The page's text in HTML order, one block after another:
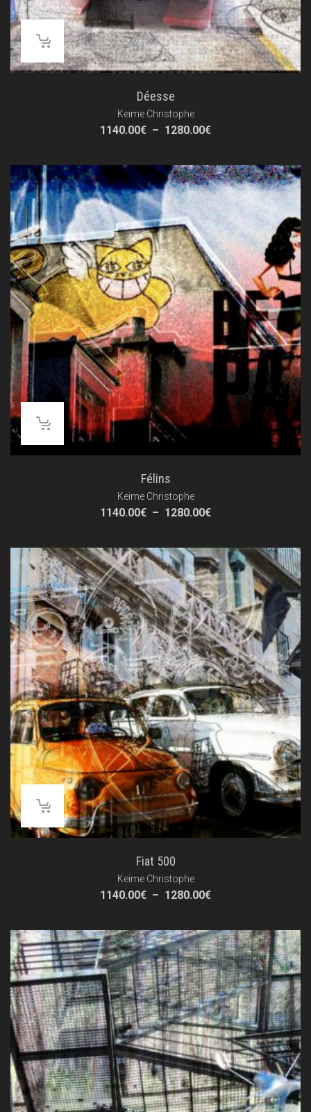
Déesse
Keime Christophe
1140.00€ – 1280.00€Plage
1140.00€
à
1280.00€
Félins
Keime Christophe
1140.00€ – 1280.00€Plage
1140.00€
à
1280.00€
Fiat 500
Keime Christophe
1140.00€ – 1280.00€Plage
1140.00€
à
1280.00€